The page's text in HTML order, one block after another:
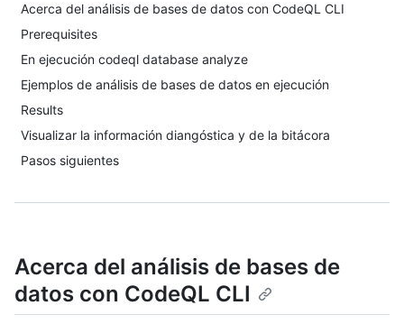
Acerca del análisis de bases de datos con CodeQL CLI
Prerequisites
En ejecución codeql database analyze
Ejemplos de análisis de bases de datos en ejecución
Results
Visualizar la información diangóstica y de la bitácora
Pasos siguientes
Acerca del análisis de bases de
datos con CodeQL CLI